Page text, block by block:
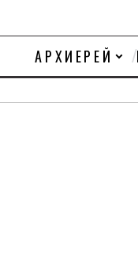
АРХИЕРЕЙ